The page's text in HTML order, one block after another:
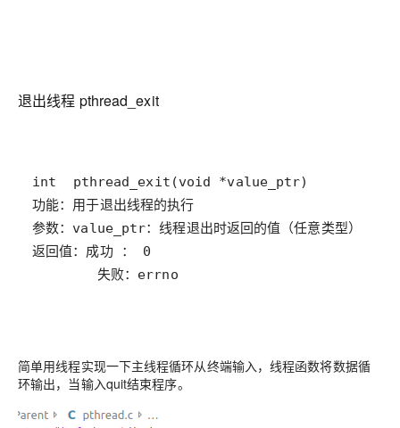
退出线程 pthread_exit
        失败：errno
简单用线程实现一下主线程循环从终端输入，线程函数将数据循
环输出，当输入quit结束程序。